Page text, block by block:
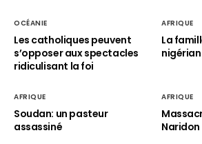
OCÉANIE
Les catholiques peuvent
s’opposer aux spectacles
ridiculisant la foi
AFRIQUE
La
AFRIQUE
Soudan: un pasteur
assassiné
AFRIQUE